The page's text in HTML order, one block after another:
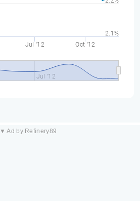
Jul '12 Oct '12
Jul '12
2.1%
▼ Ad by Refinery89